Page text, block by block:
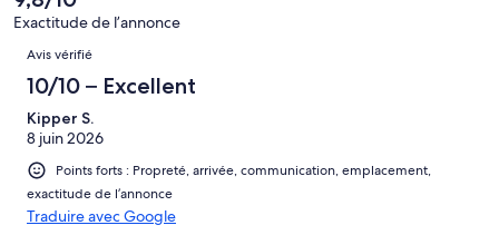
Exactitude de l’annonce
Avis
Avis vérifié
10/10 – Excellent
Kipper S.
8 juin 2026
Points forts : Propreté, arrivée, communication, emplacement,
exactitude de l’annonce
Traduire avec Google